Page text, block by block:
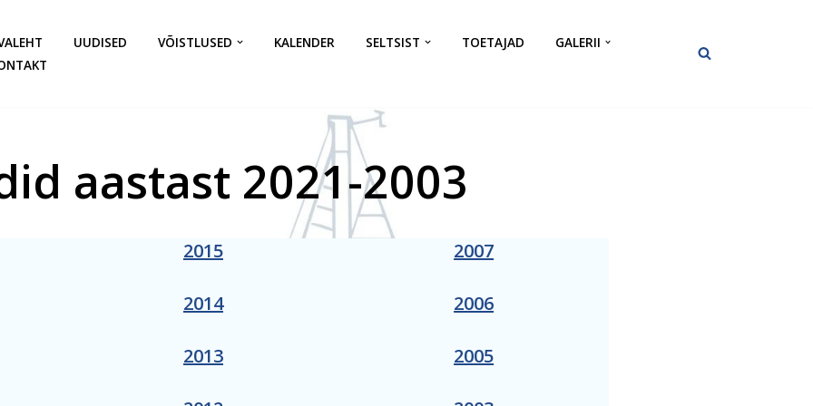
UUDISED VÕISTLUSED KALENDER SELTSIST TOETAJAD
GALERII
aastast 2021-2003
2015
2014
2013
2007
2006
2005